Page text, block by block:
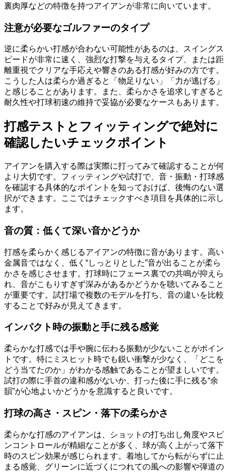
裏肉厚などの特徴を持つアイアンが非常に向いています。
注意が必要なゴルファーのタイプ
逆に柔らかい打感が合わない可能性があるのは、スイングス
ピードが非常に速く、強烈な打撃を与えるタイプ、または距
離重視でクリアな手応えや響きのある打感が好みの方です。
こうした人は柔らか過ぎると「物足りない」「力が逃げる」
と感じることがあります。また、柔らかさを追求しすぎると
耐久性や打球初速の維持で妥協が必要なケースもあります。
打感テストとフィッティングで絶対に
確認したいチェックポイント
アイアンを購入する際は実際に打ってみて確認することが何
より大切です。フィッティングや試打で、音・振動・打球感
を確認する具体的なポイントを知っておけば、後悔のない選
択ができます。ここではチェックすべき項目を具体的に示し
ます。
音の質：低くて深い音かどうか
打感を柔らかく感じるアイアンの特徴に音があります。高い
金属音ではなく、低く“しっとりとした”音が出ることが柔ら
かさを感じさせます。打球時にフェース裏での共鳴が抑えら
れ、音がこもりすぎず深みがあるかどうかを聴いてみること
が重要です。試打場で複数のモデルを打ち、音の違いを比較
することで好みが見えてきます。
インパクト時の振動と手に残る感覚
柔らかな打感では手や腕に伝わる振動が少ないことがポイン
トです。特にミスヒット時でも鋭い衝撃が少なく、「どこを
どう当てたのか」がわかる感触であることが望ましいです。
試打の際に手首の違和感がないか、打った後に手に残る“余
韻”が心地よいかどうかを意識すると良いです。
打球の高さ・スピン・落下の柔らかさ
柔らかな打感のアイアンは、ショットの打ち出し角度やスピ
ンコントロールが精細なことが多く、球が高く上がって落下
時のスピン効果が感じられます。着地してから転がらずに止
まる感覚、グリーンに近づくにつれての風への影響や弾道の